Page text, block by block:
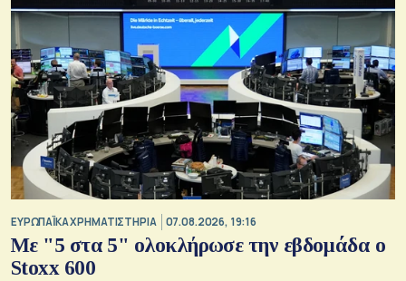
ΕΥΡΩΠΑΪΚΑ ΧΡΗΜΑΤΙΣΤΗΡΙΑ 07.08.2026, 19:16
Με "5 στα 5" ολοκλήρωσε την εβδομάδα ο
Stoxx 600